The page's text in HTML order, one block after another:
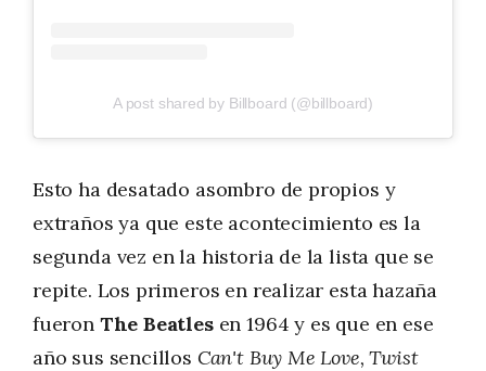
A post shared by Billboard (@billboard)
Esto ha desatado asombro de propios y
extraños ya que este acontecimiento es la
segunda vez en la historia de la lista que se
repite. Los primeros en realizar esta hazaña
fueron The Beatlesen 1964 y es que en ese
año sus sencillos Can't Buy Me Love, Twist